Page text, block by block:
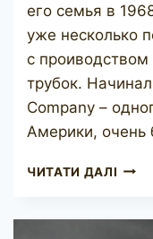
его семья в
уже несколько
с проиводством
трубок.
Company –
Америки, очень
ЧИТАТИ ДАЛІ
60